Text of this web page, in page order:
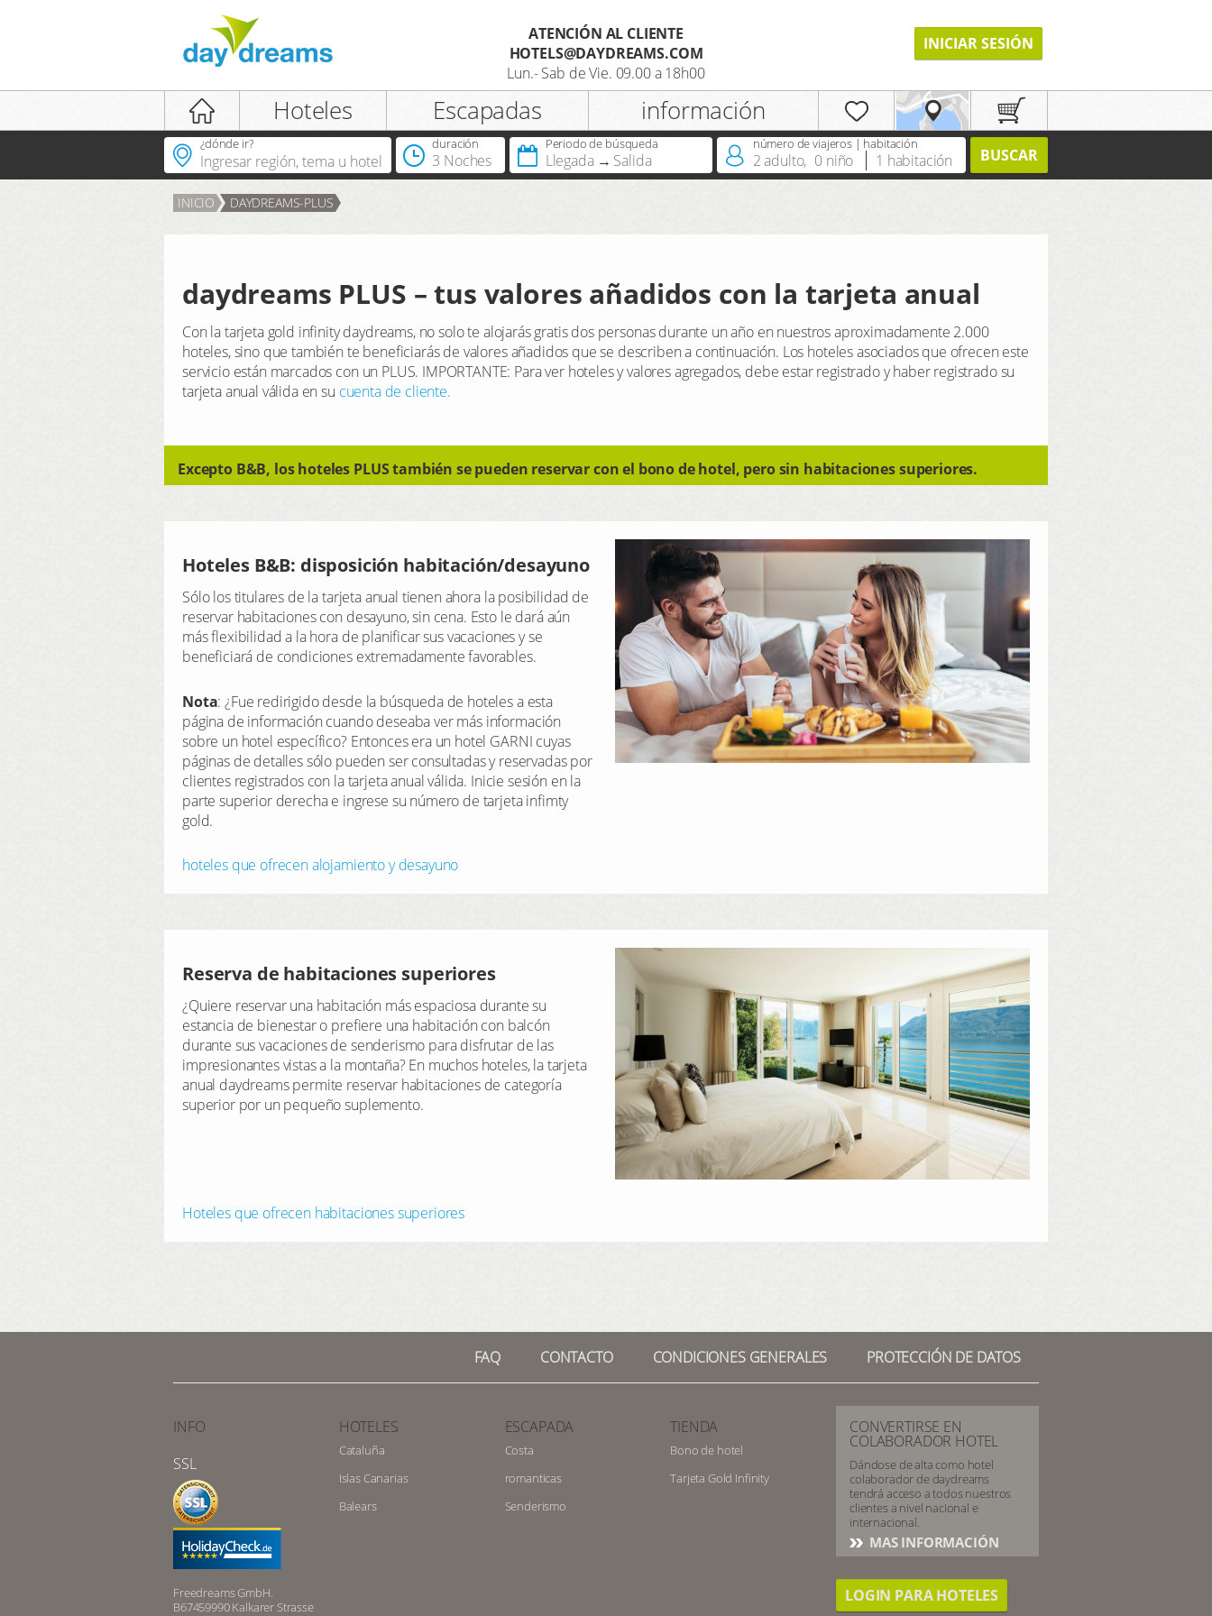
iniciar sesión
INICIAR SESIÓN
Registro
Titulo
REGISTRO
ATENCIÓN AL CLIENTE
HOTELS@DAYDREAMS.COM
Lun.- Sab de Vie. 09.00 a 18h00
INICIAR SESIÓN
Hoteles Escapadas información
¿dónde ir? duración
3 Noches
Periodo de búsqueda
Llegada Salida
número de viajeros | habitación
2 adulto, 0 niño 1 habitación BUSCAR
INICIO DAYDREAMS-PLUS
daydreams PLUS – tus valores añadidos con la tarjeta anual
Con la tarjeta gold infinity daydreams, no solo te alojarás gratis dos personas durante un año en nuestros aproximadamente 2.000
hoteles, sino que también te beneficiarás de valores añadidos que se describen a continuación. Los hoteles asociados que ofrecen este
servicio están marcados con un PLUS. IMPORTANTE: Para ver hoteles y valores agregados, debe estar registrado y haber registrado su
tarjeta anual válida en su cuenta de cliente.
Excepto B&B, los hoteles PLUS también se pueden reservar con el bono de hotel, pero sin habitaciones superiores.
Hoteles B&B: disposición habitación/desayuno
Sólo los titulares de la tarjeta anual tienen ahora la posibilidad de
reservar habitaciones con desayuno, sin cena. Esto le dará aún
más flexibilidad a la hora de planificar sus vacaciones y se
beneficiará de condiciones extremadamente favorables.
Nota: ¿Fue redirigido desde la búsqueda de hoteles a esta
página de información cuando deseaba ver más información
sobre un hotel específico? Entonces era un hotel GARNI cuyas
páginas de detalles sólo pueden ser consultadas y reservadas por
clientes registrados con la tarjeta anual válida. Inicie sesión en la
parte superior derecha e ingrese su número de tarjeta infimty
gold.
hoteles que ofrecen alojamiento y desayuno
Reserva de habitaciones superiores
¿Quiere reservar una habitación más espaciosa durante su
estancia de bienestar o prefiere una habitación con balcón
durante sus vacaciones de senderismo para disfrutar de las
impresionantes vistas a la montaña? En muchos hoteles, la tarjeta
anual daydreams permite reservar habitaciones de categoría
superior por un pequeño suplemento.
Hoteles que ofrecen habitaciones superiores
FAQ CONTACTO CONDICIONES GENERALES PROTECCIÓN DE DATOS
INFO
SSL
Freedreams GmbH.
B67459990 Kalkarer Strasse
HOTELES
Cataluña
Islas Canarias
Balears
ESCAPADA
Costa
romanticas
Senderismo
TIENDA
Bono de hotel
Tarjeta Gold Infinity
CONVERTIRSE EN
COLABORADOR HOTEL
Dándose de alta como hotel
colaborador de daydreams
tendrá acceso a todos nuestros
clientes a nivel nacional e
internacional.
MAS INFORMACIÓN
LOGIN PARA HOTELES